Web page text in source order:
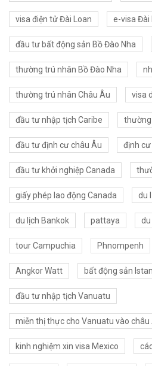
visa điện tử Đài Loan e-visa Đài
đầu tư bất động sản Bồ Đào Nha
thường trú nhân Bồ Đào Nha
thường trú nhân Châu Âu visa
đầu tư nhập tịch Caribe thường
đầu tư định cư châu Âu định cư
đầu tư khởi nghiệp Canada
giấy phép lao động Canada du
du lịch Bankok pattaya du
tour Campuchia Phnompenh
Angkor Watt bất động sản
đầu tư nhập tịch Vanuatu
miễn thị thực cho Vanuatu vào châu
kinh nghiệm xin visa Mexico